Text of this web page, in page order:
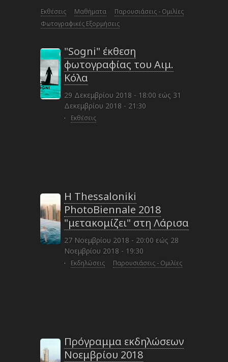
Εκθέσεις Μαθήματα
Παρουσιάσεις - Ομιλίες
Φωτογραφικές Εξορμήσεις
"Sogni" έκθεση
φωτογραφίας του Αιμ.
Κόλα
29 Δεκεμβρίου 2018 - 18:00 εώς 31
Δεκεμβρίου 2018 - 21:30
· Εκθέσεις
Η Thessaloniki
PhotoBiennale 2018
"μετακομίζει" στη Λάρισα
27 Νοεμβρίου 2018 - 20:00 εώς 28
Νοεμβρίου 2018 - 19:30
· Εκδηλώσεις Παρουσιάσεις - Ομιλίες
Πρόγραμμα εκδηλώσεων
Νοεμβρίου 2018